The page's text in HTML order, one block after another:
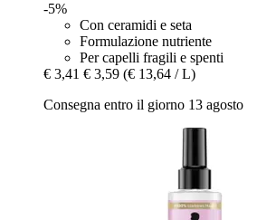
-5%
Con ceramidi e seta
Formulazione nutriente
Per capelli fragili e spenti
€ 3,41 € 3,59 (€ 13,64 / L)
Consegna entro il giorno 13 agosto